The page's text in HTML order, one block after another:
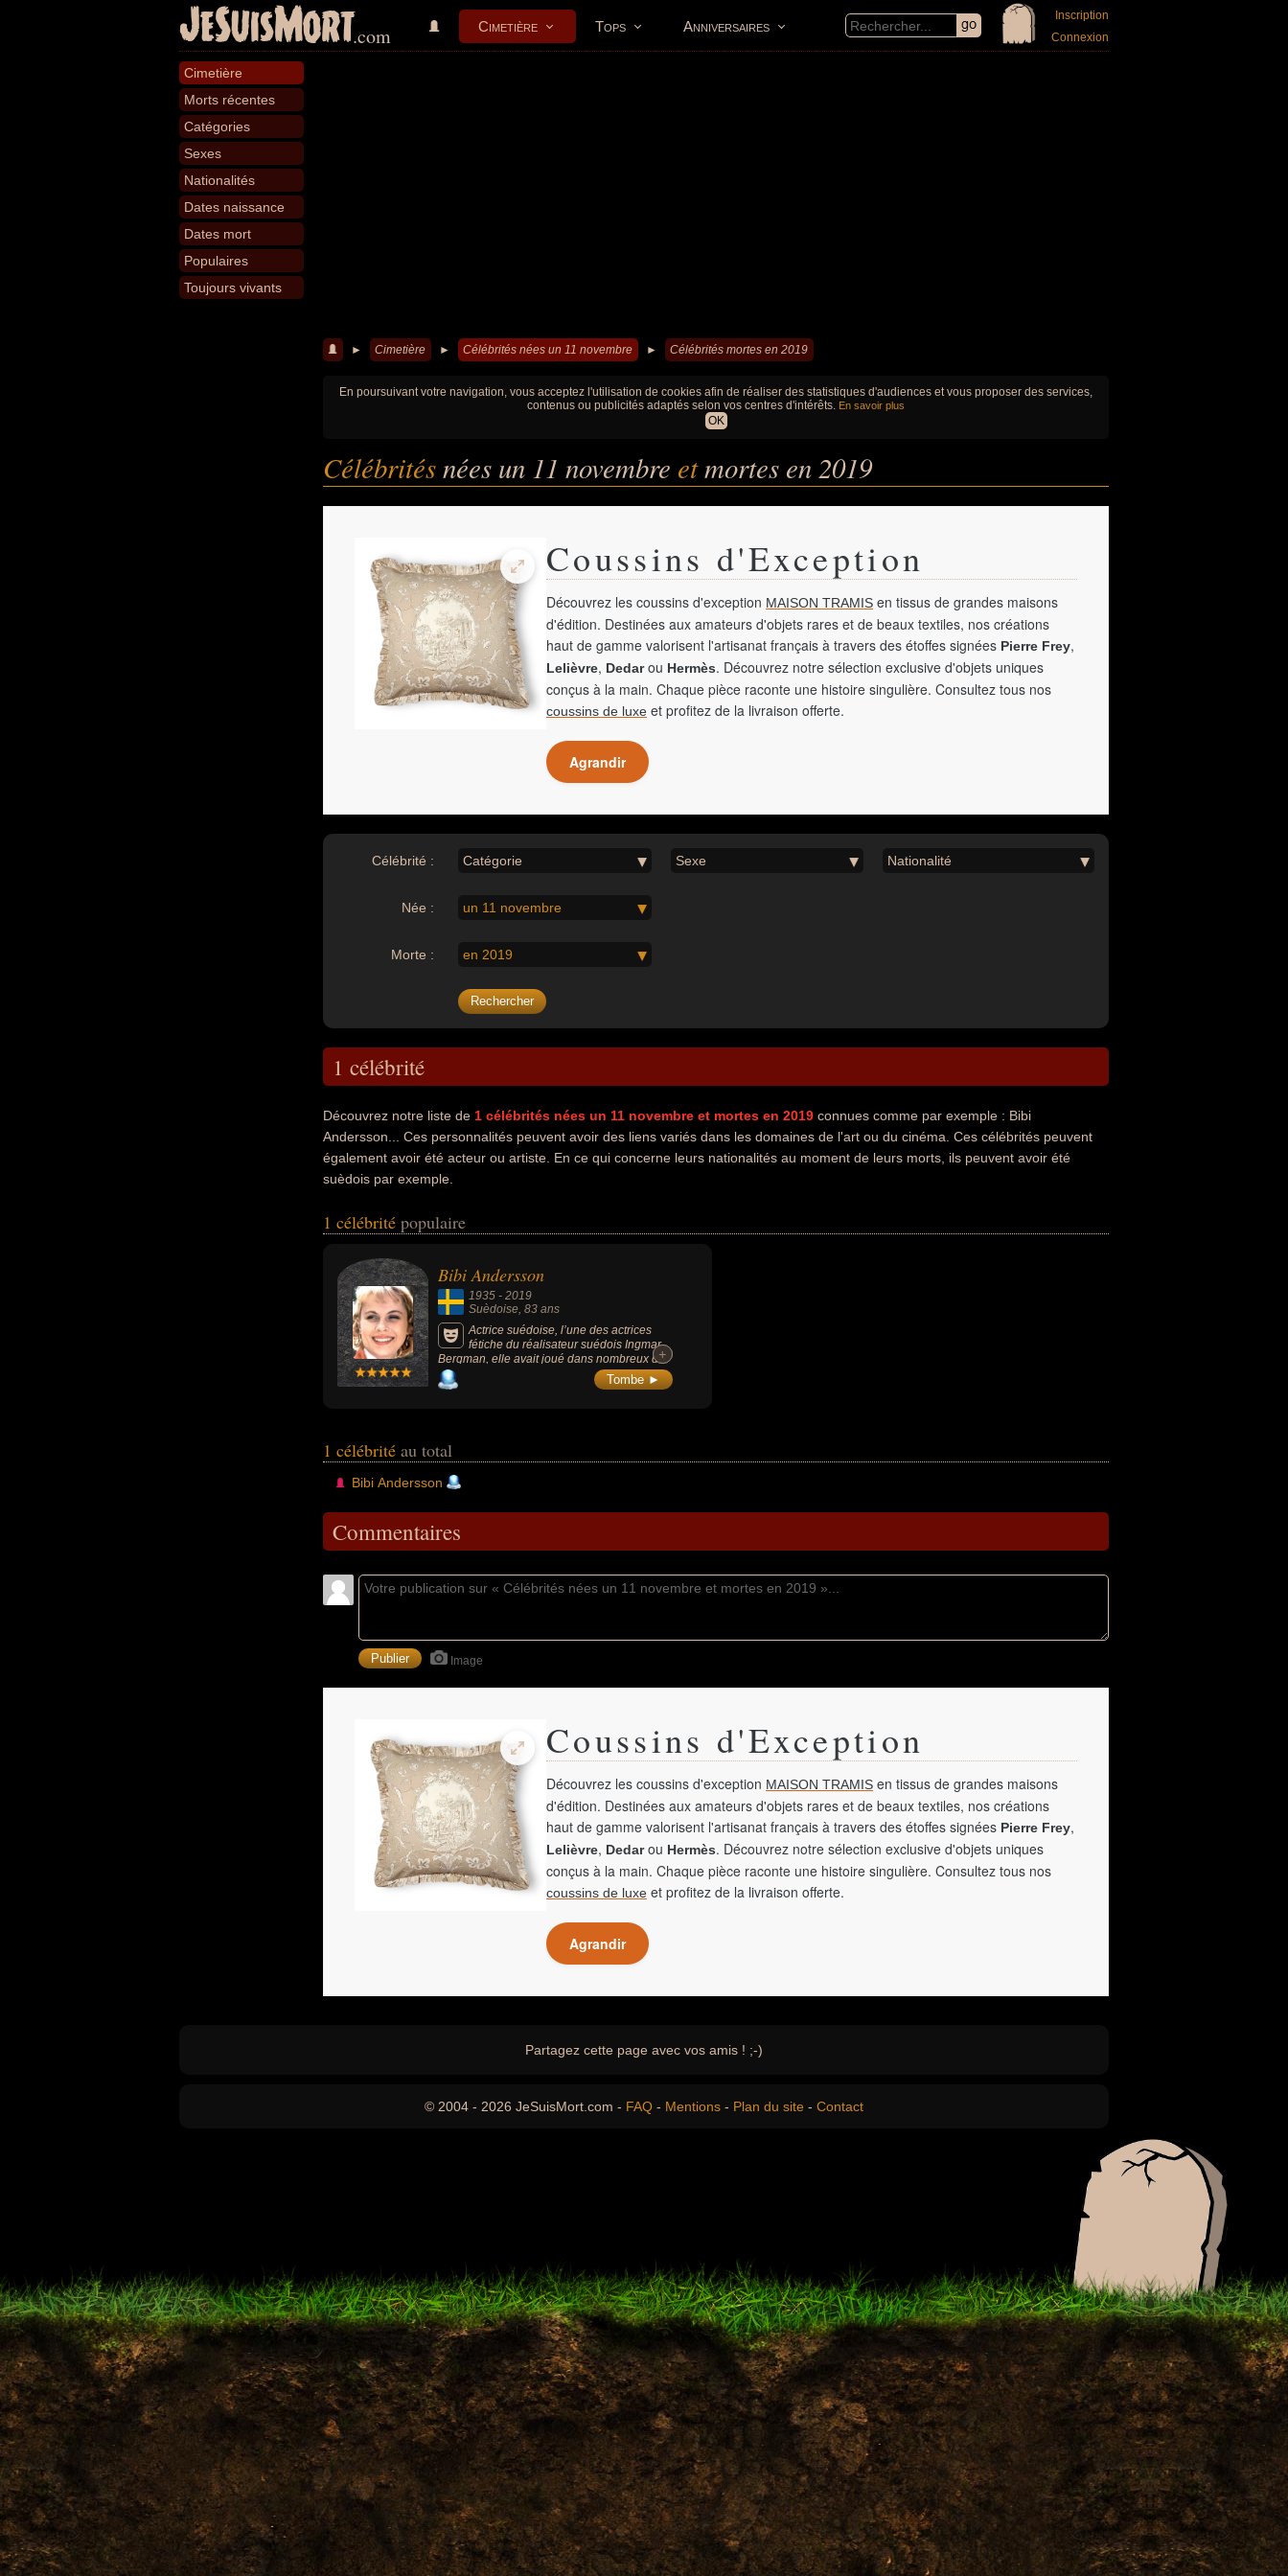
JeSuisMort.com Cimetière Tops Anniversaires
Inscription
Connexion
Cimetière
Morts récentes
Catégories
Sexes
Nationalités
Dates naissance
Dates mort
Populaires
Toujours vivants
► Cimetière ► Célébrités nées un 11 novembre ► Célébrités mortes en 2019
En poursuivant votre navigation, vous acceptez l'utilisation de cookies afin de réaliser des statistiques d'audiences et vous proposer des services,
contenus ou publicités adaptés selon vos centres d'intérêts. En savoir plus
OK
Célébritésnées un 11 novembre etmortes en 2019
Coussins d'Exception
Découvrez les coussins d'exception MAISON TRAMIS en tissus de grandes maisons
d'édition. Destinées aux amateurs d'objets rares et de beaux textiles, nos créations
haut de gamme valorisent l'artisanat français à travers des étoffes signées Pierre Frey,
Lelièvre, Dedarou Hermès. Découvrez notre sélection exclusive d'objets uniques
conçus à la main. Chaque pièce raconte une histoire singulière. Consultez tous nos
coussins de luxe et profitez de la livraison offerte.
Agrandir
Célébrité : Catégorie Sexe Nationalité
Née : un 11 novembre
Morte : en 2019
1 célébrité
Découvrez notre liste de 1 célébrités nées un 11 novembre et mortes en 2019 connues comme par exemple : Bibi
Andersson... Ces personnalités peuvent avoir des liens variés dans les domaines de l'art ou du cinéma. Ces célébrités peuvent
également avoir été acteur ou artiste. En ce qui concerne leurs nationalités au moment de leurs morts, ils peuvent avoir été
suèdois par exemple.
1 célébrité populaire
Bibi Andersson
1935 - 2019
Suèdoise, 83 ans
Actrice suédoise, l’une des actrices
fétiche du réalisateur suédois Ingmar
Bergman, elle avait joué dans nombreux de
ses classiques dont « Le septième sceau »
(1957), « Les fraises sauvages » (1957) et «
+
+
Tombe ►
1 célébrité au total
Bibi Andersson
Commentaires
Image
Coussins d'Exception
Découvrez les coussins d'exception MAISON TRAMIS en tissus de grandes maisons
d'édition. Destinées aux amateurs d'objets rares et de beaux textiles, nos créations
haut de gamme valorisent l'artisanat français à travers des étoffes signées Pierre Frey,
Lelièvre, Dedarou Hermès. Découvrez notre sélection exclusive d'objets uniques
conçus à la main. Chaque pièce raconte une histoire singulière. Consultez tous nos
coussins de luxe et profitez de la livraison offerte.
Agrandir
Partagez cette page avec vos amis ! ;-)
© 2004 - 2026 JeSuisMort.com - FAQ - Mentions - Plan du site - Contact